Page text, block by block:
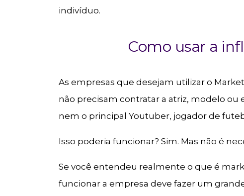
indivíduo.
Como usar a
As empresas que desejam utilizar o
não precisam contratar a atriz, modelo
nem o principal Youtuber, jogador de
Isso poderia funcionar? Sim. Mas não é
Se você entendeu realmente o que é
funcionar a empresa deve fazer um